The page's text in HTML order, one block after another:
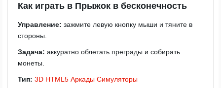
Как играть в Прыжок в бесконечность
Управление: зажмите левую кнопку мыши и тяните в
стороны.
Задача: аккуратно облетать преграды и собирать
монеты.
Тип: 3D HTML5 Аркады Симуляторы